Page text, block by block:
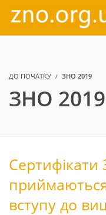
ДО ПОЧАТКУ ЗНО 2019
ЗНО 2019
Сертифікати
вступу до